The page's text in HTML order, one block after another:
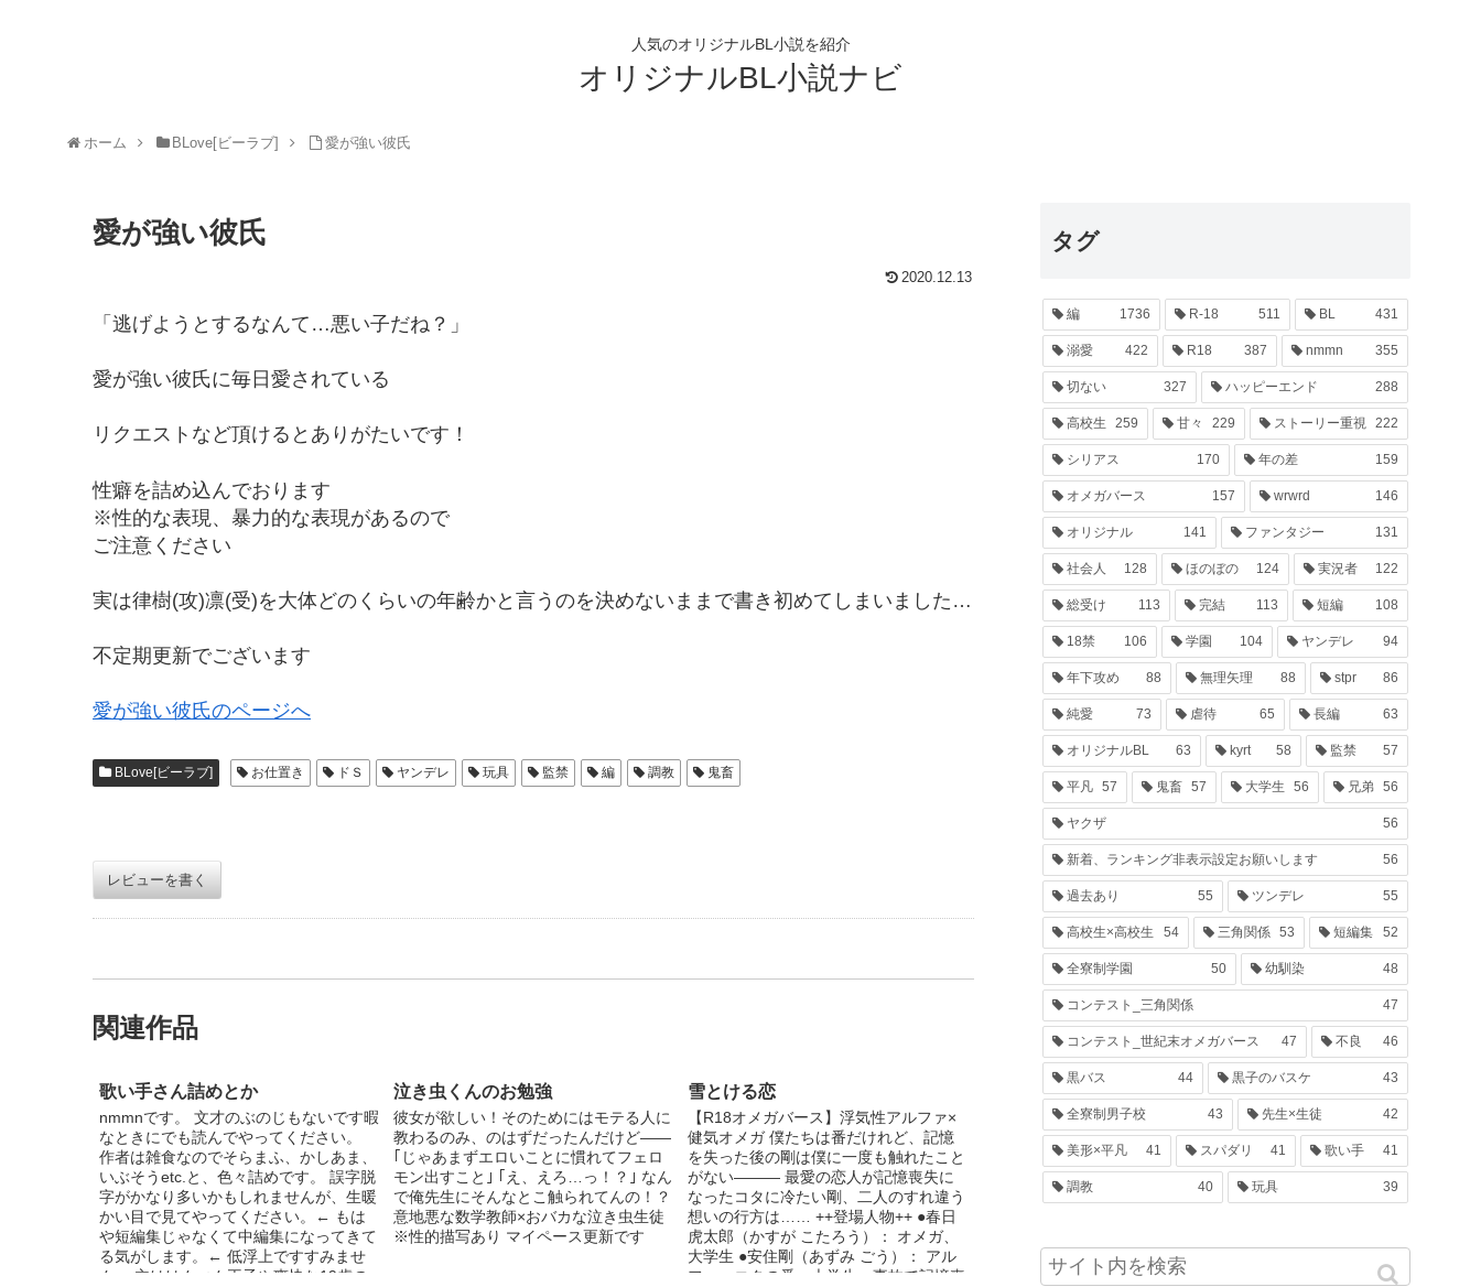
人気のオリジナルBL小説を紹介
オリジナルBL小説ナビ
ホーム BLove[ビーラブ] 愛が強い彼氏
愛が強い彼氏
2020.12.13
「逃げようとするなんて…悪い子だね？」
愛が強い彼氏に毎日愛されている
リクエストなど頂けるとありがたいです！
性癖を詰め込んでおります
※性的な表現、暴力的な表現があるので
ご注意ください
実は律樹(攻)凛(受)を大体どのくらいの年齢かと言うのを決めないままで書き初めてしまいました…
不定期更新でございます
愛が強い彼氏のページへ
BLove[ビーラブ] お仕置き ドＳ ヤンデレ 玩具 監禁 編 調教 鬼畜
レビューを書く
関連作品
歌い手さん詰めとか
nmmnです。 文才のぶのじもないです暇
なときにでも読んでやってください。
作者は雑食なのでそらまふ、かしあま、
いぶそうetc.と、色々詰めです。 誤字脱
字がかなり多いかもしれませんが、生暖
かい目で見てやってください。← もは
や短編集じゃなくて中編集になってきて
る気がします。← 低浮上ですすみませ
ん。 主ははんぺん王子や爽快な19歳の
泣き虫くんのお勉強
彼女が欲しい！そのためにはモテる人に
教わるのみ、のはずだったんだけど――
｢じゃあまずエロいことに慣れてフェロ
モン出すこと｣ ｢え、えろ…っ！？｣ なん
で俺先生にそんなとこ触られてんの！？
意地悪な数学教師×おバカな泣き虫生徒
※性的描写あり マイペース更新です
雪とける恋
【R18オメガバース】浮気性アルファ×
健気オメガ 僕たちは番だけれど、記憶
を失った後の剛は僕に一度も触れたこと
がない――― 最愛の恋人が記憶喪失に
なったコタに冷たい剛、二人のすれ違う
想いの行方は…… ++登場人物++ ●春日
虎太郎（かすが こたろう）： オメガ、
大学生 ●安住剛（あずみ ごう）： アル
ファ、コタの番、大学生、事故で記憶喪
タグ
編 1736 R-18 511 BL 431
溺愛 422 R18 387 nmmn 355
切ない 327 ハッピーエンド 288
高校生 259 甘々 229 ストーリー重視 222
シリアス 170 年の差 159
オメガバース 157 wrwrd 146
オリジナル 141 ファンタジー 131
社会人 128 ほのぼの 124 実況者 122
総受け 113 完結 113 短編 108
18禁 106 学園 104 ヤンデレ 94
年下攻め 88 無理矢理 88 stpr 86
純愛 73 虐待 65 長編 63
オリジナルBL 63 kyrt 58 監禁 57
平凡 57 鬼畜 57 大学生 56 兄弟 56
ヤクザ 56
新着、ランキング非表示設定お願いします 56
過去あり 55 ツンデレ 55
高校生×高校生 54 三角関係 53 短編集 52
全寮制学園 50 幼馴染 48
コンテスト_三角関係 47
コンテスト_世紀末オメガバース 47 不良 46
黒バス 44 黒子のバスケ 43
全寮制男子校 43 先生×生徒 42
美形×平凡 41 スパダリ 41 歌い手 41
調教 40 玩具 39